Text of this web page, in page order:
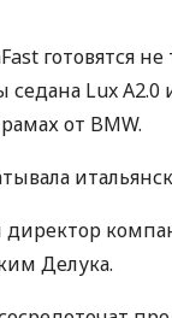
готовятся не
Lux
от BMW.
Делука.